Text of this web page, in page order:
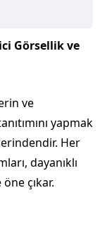
Görsellik ve
ve
yapmak
Her
dayanıklı
çıkar.